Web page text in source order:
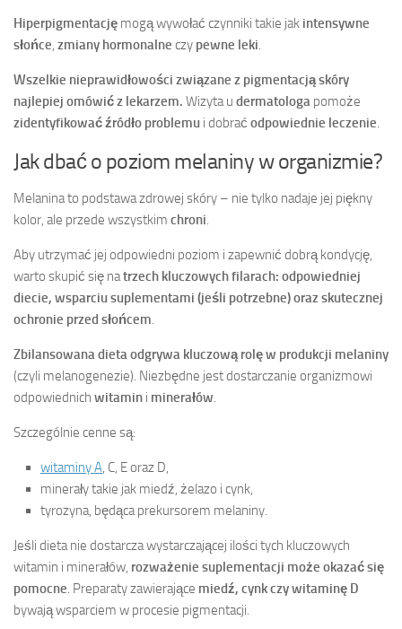
Hiperpigmentację mogą wywołać czynniki takie jak intensywne
słońce, zmiany hormonalne czy pewne leki.
Wszelkie nieprawidłowości związane z pigmentacją skóry
najlepiej omówić z lekarzem. Wizyta u dermatologa pomoże
zidentyfikować źródło problemu i dobrać odpowiednie leczenie.
Jak dbać o poziom melaniny w organizmie?
Melanina to podstawa zdrowej skóry – nie tylko nadaje jej piękny
kolor, ale przede wszystkim chroni.
Aby utrzymać jej odpowiedni poziom i zapewnić dobrą kondycję,
warto skupić się natrzech kluczowych filarach: odpowiedniej
diecie, wsparciu suplementami (jeśli potrzebne) oraz skutecznej
ochronie przed słońcem.
Zbilansowana dieta odgrywa kluczową rolę w produkcji melaniny
(czyli melanogenezie). Niezbędne jest dostarczanie organizmowi
odpowiednich witamin i minerałów.
Szczególnie cenne są:
witaminy A, C, E oraz D,
minerały takie jak miedź, żelazo i cynk,
tyrozyna, będąca prekursorem melaniny.
Jeśli dieta nie dostarcza wystarczającej ilości tych kluczowych
witamin i minerałów, rozważenie suplementacji może okazać się
pomocne. Preparaty zawierające miedź, cynk czy witaminę D
bywają wsparciem w procesie pigmentacji.